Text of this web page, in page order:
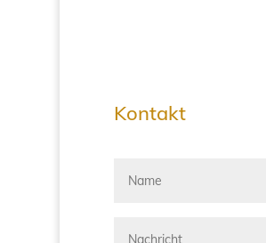
Kontakt